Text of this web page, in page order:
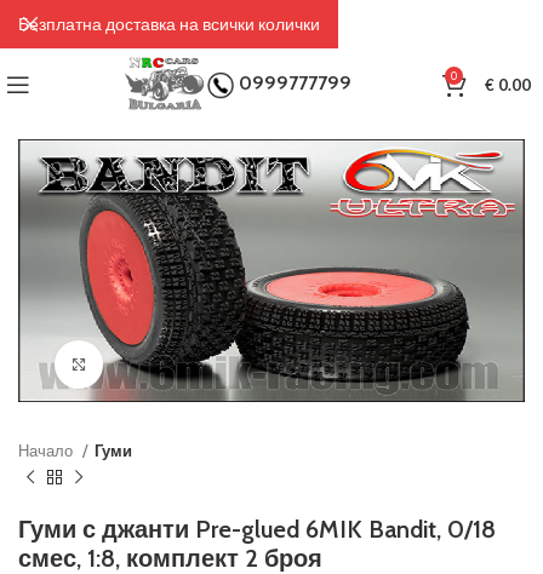
0999777799 0 €0.00
Click to enlarge
Начало Гуми
Гуми с джанти Pre-glued 6MIK Bandit, 0/18
смес, 1:8, комплект 2 броя
Безплатна доставка на всички колички